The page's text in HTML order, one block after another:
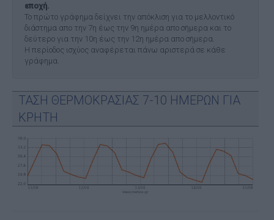
εποχή.
Το πρώτο γράφημα δείχνει την απόκλιση για το μελλοντικό
διάστημα απο την 7η έως την 9η ημέρα απο σήμερα και το
δεύτερο για την 10η έως την 12η ημέρα απο σήμερα.
Η περίοδος ισχύος αναφέρεται πάνω αριστερά σε κάθε
γράφημα.
ΤΑΣΗ ΘΕΡΜΟΚΡΑΣΙΑΣ 7-10 ΗΜΕΡΩΝ ΓΙΑ
ΚΡΗΤΗ